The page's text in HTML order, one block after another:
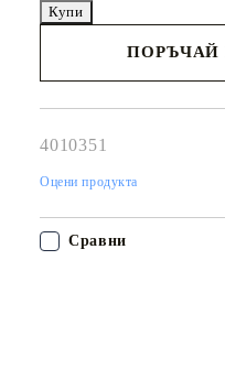
ПОРЪЧАЙ
4010351
Оцени продукта
Сравни